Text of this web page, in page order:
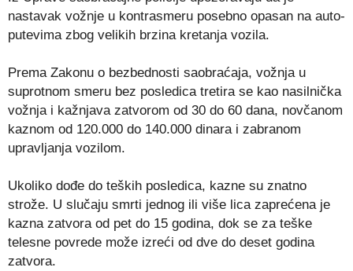
nastavak vožnje u kontrasmeru posebno opasan na auto-
putevima zbog velikih brzina kretanja vozila.
Prema Zakonu o bezbednosti saobraćaja, vožnja u
suprotnom smeru bez posledica tretira se kao nasilnička
vožnja i kažnjava zatvorom od 30 do 60 dana, novčanom
kaznom od 120.000 do 140.000 dinara i zabranom
upravljanja vozilom.
Ukoliko dođe do teških posledica, kazne su znatno
strože. U slučaju smrti jednog ili više lica zaprećena je
kazna zatvora od pet do 15 godina, dok se za teške
telesne povrede može izreći od dve do deset godina
zatvora.